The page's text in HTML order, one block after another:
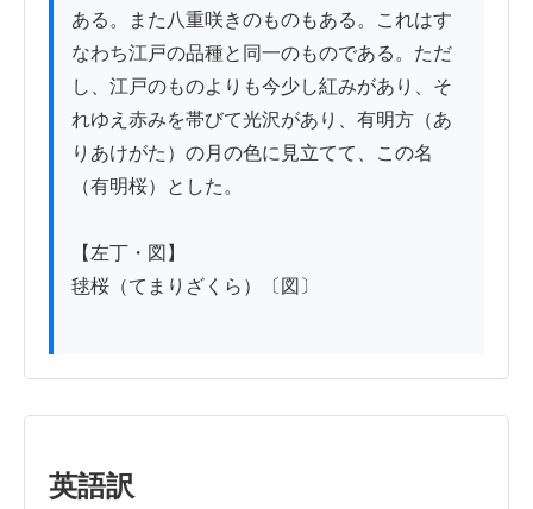
ある。また八重咲きのものもある。これはす
なわち江戸の品種と同一のものである。ただ
し、江戸のものよりも今少し紅みがあり、そ
れゆえ赤みを帯びて光沢があり、有明方（あ
りあけがた）の月の色に見立てて、この名
（有明桜）とした。
【左丁・図】
毬桜（てまりざくら）〔図〕
英語訳